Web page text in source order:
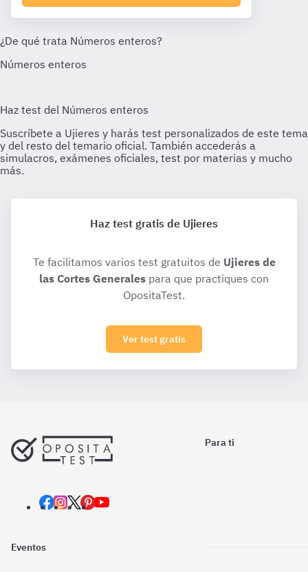
Haz test gratis de Ujieres
Te facilitamos varios test gratuitos de Ujieres de
las Cortes Generales para que practiques con
OpositaTest.
Ver test gratis
Para ti
Eventos